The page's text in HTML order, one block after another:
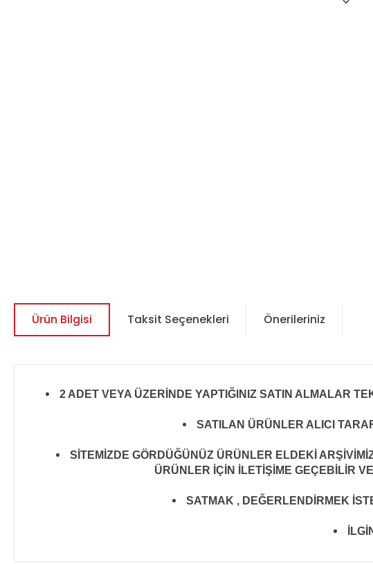
Ürün Bilgisi Taksit Seçenekleri Önerileriniz
2 ADET VEYA ÜZERİNDE YAPTIĞINIZ SATIN ALMALAR
SATILAN ÜRÜNLER ALICI
SİTEMİZDE GÖRDÜĞÜNÜZ ÜRÜNLER ELDEKİ
ÜRÜNLER İÇİN İLETİŞİME GEÇEBİLİR
SATMAK , DEĞERLENDİRMEK